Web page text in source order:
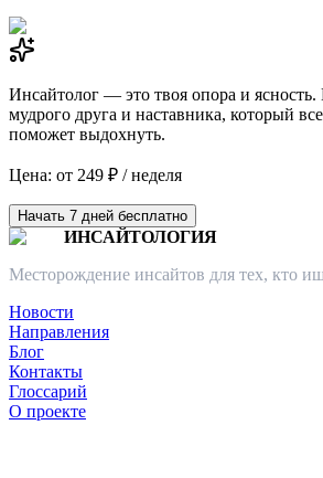
Инсайтолог — это твоя опора и
мудрого друга и наставника, который
поможет выдохнуть.
Цена: от 249 ₽ / неделя
Начать 7 дней бесплатно
ИНСАЙТОЛОГИЯ
Месторождение инсайтов для тех, кто
Новости
Направления
Блог
Контакты
Глоссарий
О проекте